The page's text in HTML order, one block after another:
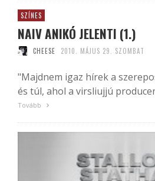
SZÍNES
NAIV ANIKÓ JELENTI (1.)
CHEESE 2010. MÁJUS 29. SZOMBAT
"Majdnem igaz hírek a
és túl, ahol a virsliujjú
Tovább